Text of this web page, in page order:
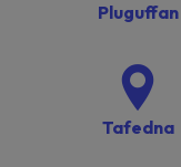
Pluguffan
Tafedna